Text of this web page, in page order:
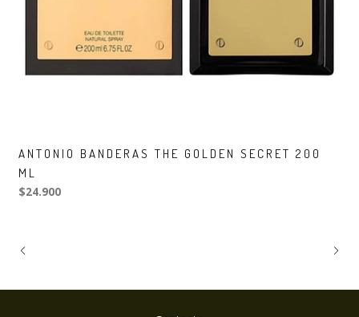
ANTONIO BANDERAS THE GOLDEN SECRET 200
ML
$24.900